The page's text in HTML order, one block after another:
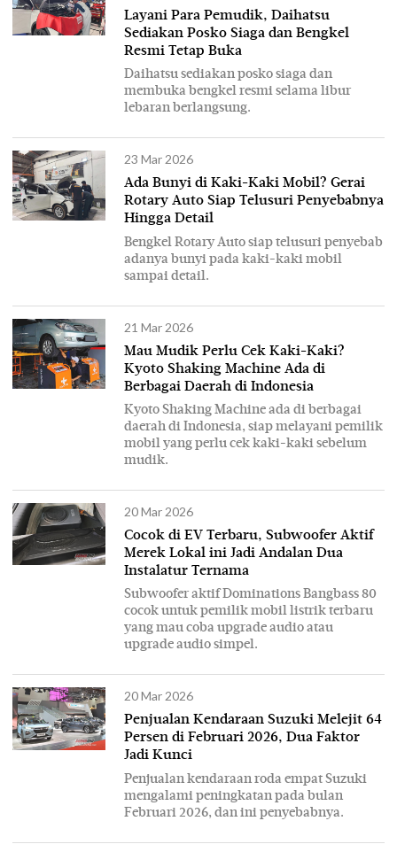
Layani Para Pemudik, Daihatsu
Sediakan Posko Siaga dan Bengkel
Resmi Tetap Buka
Daihatsu sediakan posko siaga dan
membuka bengkel resmi selama libur
lebaran berlangsung.
23 Mar 2026
Ada Bunyi di Kaki-Kaki Mobil? Gerai
Rotary Auto Siap Telusuri Penyebabnya
Hingga Detail
Bengkel Rotary Auto siap telusuri penyebab
adanya bunyi pada kaki-kaki mobil
sampai detail.
21 Mar 2026
Mau Mudik Perlu Cek Kaki-Kaki?
Kyoto Shaking Machine Ada di
Berbagai Daerah di Indonesia
Kyoto Shaking Machine ada di berbagai
daerah di Indonesia, siap melayani pemilik
mobil yang perlu cek kaki-kaki sebelum
mudik.
20 Mar 2026
Cocok di EV Terbaru, Subwoofer Aktif
Merek Lokal ini Jadi Andalan Dua
Instalatur Ternama
Subwoofer aktif Dominations Bangbass 80
cocok untuk pemilik mobil listrik terbaru
yang mau coba upgrade audio atau
upgrade audio simpel.
20 Mar 2026
Penjualan Kendaraan Suzuki Melejit 64
Persen di Februari 2026, Dua Faktor
Jadi Kunci
Penjualan kendaraan roda empat Suzuki
mengalami peningkatan pada bulan
Februari 2026, dan ini penyebabnya.